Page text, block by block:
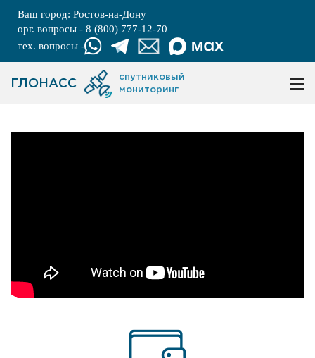
Ваш город: Ростов-на-Дону
орг. вопросы - 8 (800) 777-12-70
тех. вопросы -
ГЛОНАСС
спутниковый
мониторинг